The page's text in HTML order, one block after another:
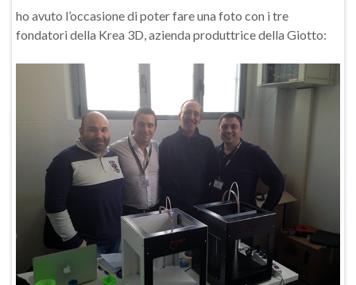
ho avuto l’occasione di poter fare una foto con i tre
fondatori della Krea 3D, azienda produttrice della Giotto: